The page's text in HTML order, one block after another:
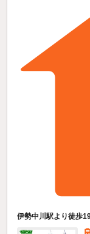
伊勢中川駅より徒歩